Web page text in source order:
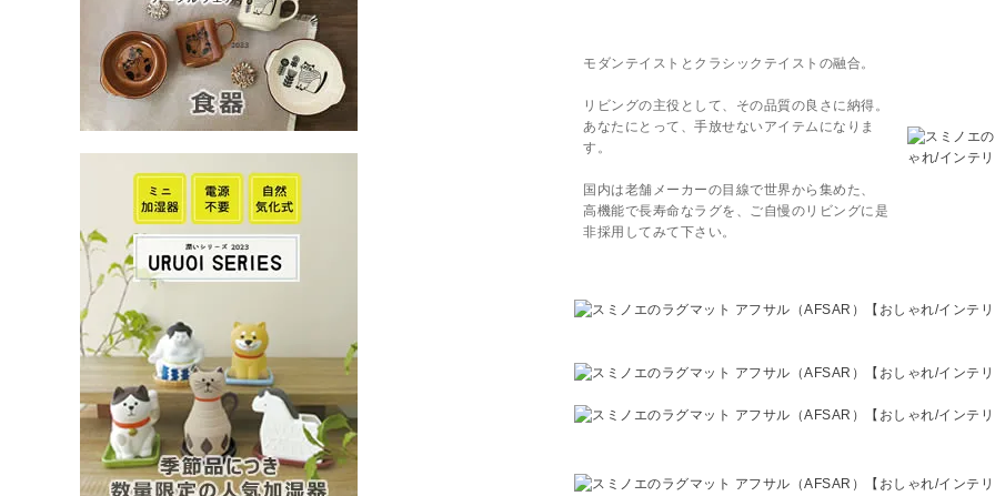
モダンテイストとクラシックテイストの融合。
リビングの主役として、その品質の良さに納得。
あなたにとって、手放せないアイテムになりま
す。
国内は老舗メーカーの目線で世界から集めた、
高機能で長寿命なラグを、ご自慢のリビングに是
非採用してみて下さい。